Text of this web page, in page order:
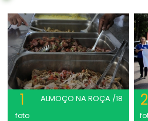
1
foto
ALMOÇO NA ROÇA /18